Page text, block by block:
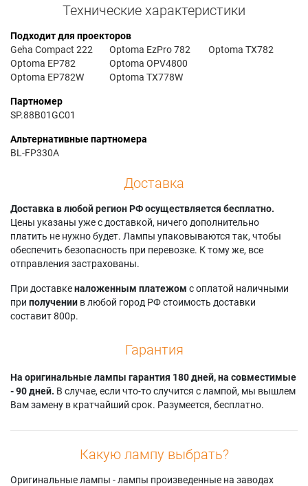
Технические характеристики
Подходит для проекторов
Geha Compact 222
Optoma EP782
Optoma EP782W
Optoma EzPro 782
Optoma OPV4800
Optoma TX778W
Optoma TX782
Партномер
SP.88B01GC01
Альтернативные партномера
BL-FP330A
Доставка
Доставка в любой регион РФ осуществляется бесплатно.
Цены указаны уже с доставкой, ничего дополнительно
платить не нужно будет. Лампы упаковываются так, чтобы
обеспечить безопасность при перевозке. К тому же, все
отправления застрахованы.
При доставкеналоженным платежом с оплатой наличными
при получении в любой город РФ стоимость доставки
составит 800р.
Гарантия
На оригинальные лампы гарантия 180 дней, на совместимые
- 90 дней. В случае, если что-то случится с лампой, мы вышлем
Вам замену в кратчайший срок. Разумеется, бесплатно.
Какую лампу выбрать?
Оригинальные лампы - лампы произведенные на заводах